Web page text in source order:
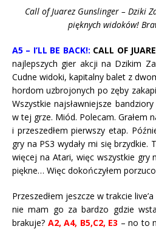
Call of Juarez Gunslinger – Dziki
pięknych widoków!
A5 – I’LL BE BACK!: CALL OF
najlepszych gier akcji na Dzikim
Cudne widoki, kapitalny balet z
hordom uzbrojonych po zęby
Wszystkie najsławniejsze
w tej grze. Miód. Polecam. Grałem
i przeszedłem pierwszy etap.
gry na PS3 wydały mi się brzydkie.
więcej na Atari, więc wszystkie gry
piękne… Więc dokończyłem
Przeszedłem jeszcze w trakcie live’a
nie mam go za bardzo gdzie
brakuje? A2, A4, B5,C2, E3 – no to